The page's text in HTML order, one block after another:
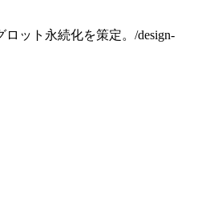
ット永続化を策定。/design-